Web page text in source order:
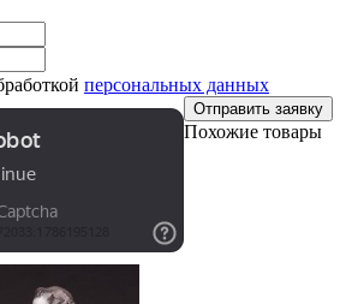
персональных данных
Отправить заявку
Похожие товары